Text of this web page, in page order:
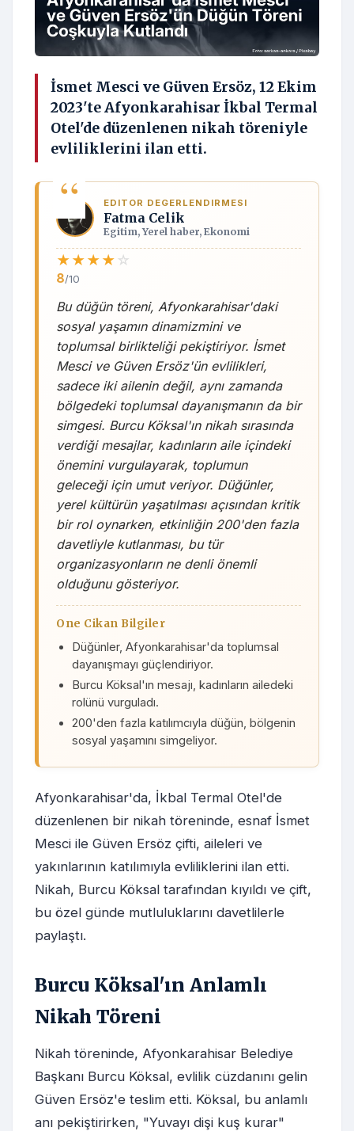
İsmet Mesci ve Güven Ersöz, 12 Ekim
2023'te Afyonkarahisar İkbal Termal
Otel'de düzenlenen nikah töreniyle
evliliklerini ilan etti.
EDITOR DEGERLENDIRMESI
Fatma Celik
Egitim, Yerel haber, Ekonomi
★★★★ ☆
8/10
Bu düğün töreni, Afyonkarahisar'daki
sosyal yaşamın dinamizmini ve
toplumsal birlikteliği pekiştiriyor. İsmet
Mesci ve Güven Ersöz'ün evlilikleri,
sadece iki ailenin değil, aynı zamanda
bölgedeki toplumsal dayanışmanın da bir
simgesi. Burcu Köksal'ın nikah sırasında
verdiği mesajlar, kadınların aile içindeki
önemini vurgulayarak, toplumun
geleceği için umut veriyor. Düğünler,
yerel kültürün yaşatılması açısından kritik
bir rol oynarken, etkinliğin 200'den fazla
davetliyle kutlanması, bu tür
organizasyonların ne denli önemli
olduğunu gösteriyor.
One Cikan Bilgiler
Düğünler, Afyonkarahisar'da toplumsal
dayanışmayı güçlendiriyor.
Burcu Köksal'ın mesajı, kadınların ailedeki
rolünü vurguladı.
200'den fazla katılımcıyla düğün, bölgenin
sosyal yaşamını simgeliyor.
Afyonkarahisar'da, İkbal Termal Otel'de
düzenlenen bir nikah töreninde, esnaf İsmet
Mesci ile Güven Ersöz çifti, aileleri ve
yakınlarının katılımıyla evliliklerini ilan etti.
Nikah, Burcu Köksal tarafından kıyıldı ve çift,
bu özel günde mutluluklarını davetlilerle
paylaştı.
Burcu Köksal'ın Anlamlı
Nikah Töreni
Nikah töreninde, Afyonkarahisar Belediye
Başkanı Burcu Köksal, evlilik cüzdanını gelin
Güven Ersöz'e teslim etti. Köksal, bu anlamlı
anı pekiştirirken, "Yuvayı dişi kuş kurar"